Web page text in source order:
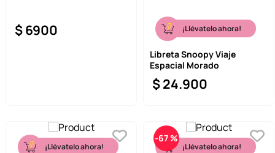
$6900 ¡Llévatelo ahora!
Libreta Snoopy Viaje
Espacial Morado
$24.900
¡Llévatelo ahora!
-67 %
¡Llévatelo ahora!